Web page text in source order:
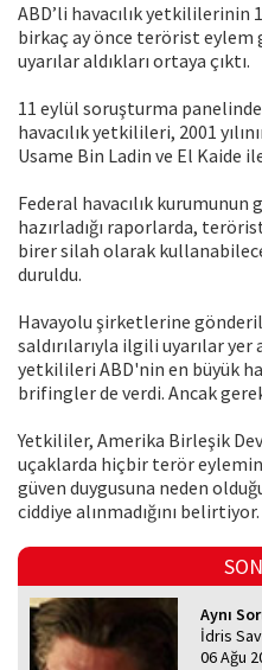
ABD’li havacılık yetkililerinin
birkaç ay önce terörist
uyarılar aldıkları ortaya çıktı.
11 eylül soruşturma
havacılık yetkilileri, 2001
Usame Bin Ladin ve El Kaide
Federal havacılık kurumunun
hazırladığı raporlarda,
birer silah olarak
duruldu.
Havayolu şirketlerine
saldırılarıyla ilgili uyarılar yer
yetkilileri ABD'nin en büyük
brifingler de verdi. Ancak
Yetkililer, Amerika Birleşik
uçaklarda hiçbir terör
güven duygusuna neden
ciddiye alınmadığını belirtiyor.
Aynı
İdris
06 Ağu